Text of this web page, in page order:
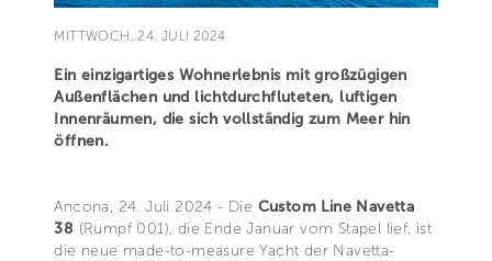
MITTWOCH, 24. JULI 2024
Ein einzigartiges Wohnerlebnis mit großzügigen
Außenflächen und lichtdurchfluteten, luftigen
Innenräumen, die sich vollständig zum Meer hin
öffnen.
Ancona, 24. Juli 2024 - Die Custom Line Navetta
38 (Rumpf 001), die Ende Januar vom Stapel lief, ist
die neue made-to-measure Yacht der Navetta-